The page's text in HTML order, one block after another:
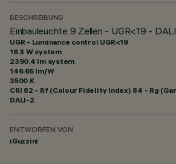
BESCHREIBUNG
Einbauleuchte 9 Zellen - UGR<19 - DALI
UGR - Luminance control UGR<19
16.3 W system
2390.4 lm system
146.65 lm/W
3500 K
CRI 82 - Rf (Colour Fidelity Index) 84 - Rg
DALI-2
ENTWORFEN VON
iGuzzini